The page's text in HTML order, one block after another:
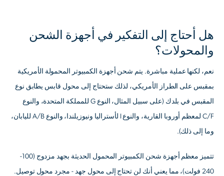
هل أحتاج إلى التفكير في أجهزة الشحن
والمحولات؟
نعم، لكنها عملية مباشرة. يتم شحن أجهزة الكمبيوتر المحمولة الأمريكية
بمقبس على الطراز الأمريكي، لذلك ستحتاج إلى محول قابس يطابق نوع
المقبس في بلدك (على سبيل المثال، النوع G للمملكة المتحدة، والنوع
C/F لمعظم أوروبا القارية، والنوع I لأستراليا ونيوزيلندا، والنوع A/B لليابان،
وما إلى ذلك).
تتميز معظم أجهزة شحن الكمبيوتر المحمول الحديثة بجهد مزدوج (100-
240 فولت)، مما يعني أنك لن تحتاج إلى محول جهد - مجرد محول توصيل.